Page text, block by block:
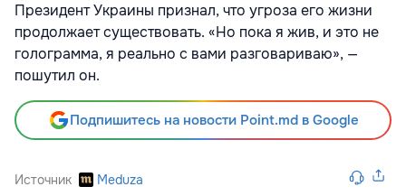
Президент Украины признал, что угроза его жизни
продолжает существовать. «Но пока я жив, и это не
голограмма, я реально с вами разговариваю», —
пошутил он.
Подпишитесь на новости Point.md в Google
Источник Meduza